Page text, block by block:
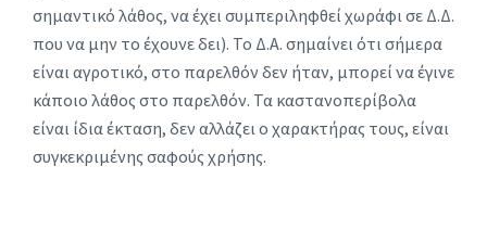
σημαντικό λάθος, να έχει συμπεριληφθεί χωράφι σε Δ.Δ.
που να μην το έχουνε δει). Το Δ.Α. σημαίνει ότι σήμερα
είναι αγροτικό, στο παρελθόν δεν ήταν, μπορεί να έγινε
κάποιο λάθος στο παρελθόν. Τα καστανοπερίβολα
είναι ίδια έκταση, δεν αλλάζει ο χαρακτήρας τους, είναι
συγκεκριμένης σαφούς χρήσης.